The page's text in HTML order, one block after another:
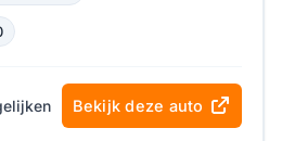
Bekijk deze auto